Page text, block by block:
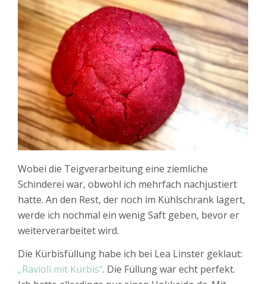
Wobei die Teigverarbeitung eine ziemliche
Schinderei war, obwohl ich mehrfach nachjustiert
hatte. An den Rest, der noch im Kühlschrank lagert,
werde ich nochmal ein wenig Saft geben, bevor er
weiterverarbeitet wird.
Die Kürbisfüllung habe ich bei Lea Linster geklaut:
„Ravioli mit Kürbis“. Die Füllung war echt perfekt.